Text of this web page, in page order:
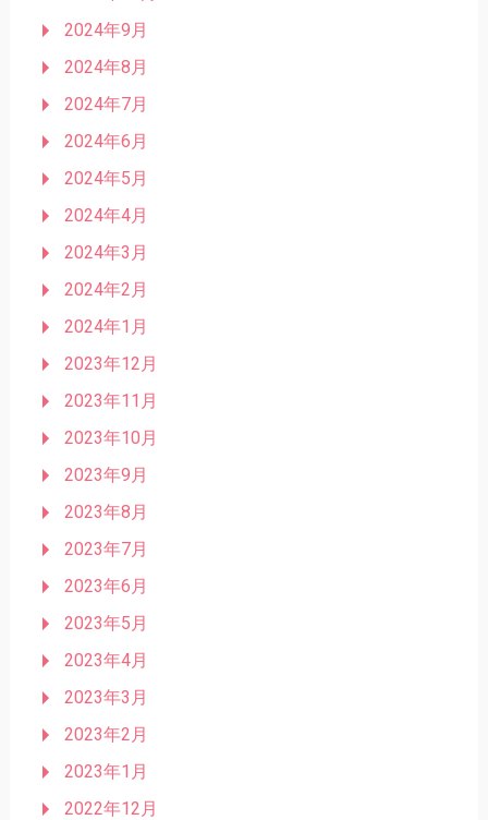
2024年9月
2024年8月
2024年7月
2024年6月
2024年5月
2024年4月
2024年3月
2024年2月
2024年1月
2023年12月
2023年11月
2023年10月
2023年9月
2023年8月
2023年7月
2023年6月
2023年5月
2023年4月
2023年3月
2023年2月
2023年1月
2022年12月